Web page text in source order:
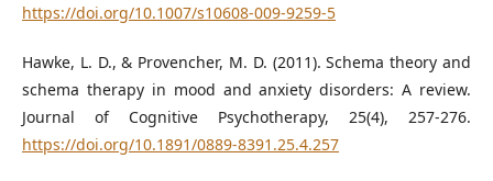
https://doi.org/10.1007/s10608-009-9259-5
Hawke, L. D., & Provencher, M. D. (2011). Schema theory and
schema therapy in mood and anxiety disorders: A review.
Journal of Cognitive Psychotherapy, 25(4), 257-276.
https://doi.org/10.1891/0889-8391.25.4.257